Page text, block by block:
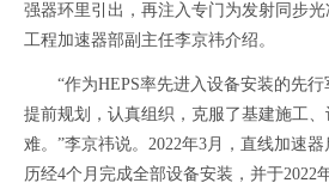
强器环里引出，再注入专门为发射同步光
工程加速器部副主任李京祎介绍。
“作为HEPS率先进入设备安装的先行
提前规划，认真组织，克服了基建施工
难。”李京祎说。2022年3月，直线加速
历经4个月完成全部设备安装，并于2022